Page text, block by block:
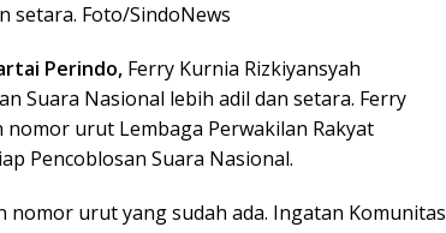
setara. Foto/SindoNews
Perindo, Ferry Kurnia Rizkiyansyah
Suara Nasional lebih adil dan setara. Ferry
urut Lembaga Perwakilan Rakyat
Pencoblosan Suara Nasional.
urut yang sudah ada. Ingatan Komunitas